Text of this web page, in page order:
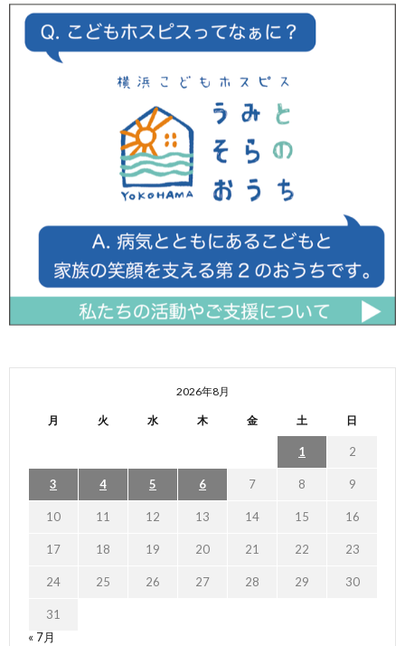
2026年8月
月 火 水 木 金 土 日
1 2
3 4 5 6 7 8 9
10 11 12 13 14 15 16
17 18 19 20 21 22 23
24 25 26 27 28 29 30
31
« 7月